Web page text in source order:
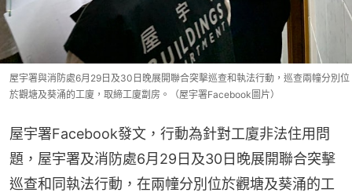
屋宇署與消防處6月29日及30日晚展開聯合突擊巡查和執法行動，巡查兩幢分別位
於觀塘及葵涌的工廈，取締工廈劏房。（屋宇署Facebook圖片）
屋宇署Facebook發文，行動為針對工廈非法住用問
題，屋宇署及消防處6月29日及30日晚展開聯合突擊
巡查和同執法行動，在兩幢分別位於觀塘及葵涌的工